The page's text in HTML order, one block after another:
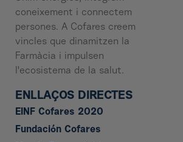
coneixement i connectem
persones. A Cofares creem
vincles que dinamitzen la
Farmàcia i impulsen
l'ecosistema de la salut.
ENLLAÇOS DIRECTES
EINF Cofares 2020
Fundación Cofares